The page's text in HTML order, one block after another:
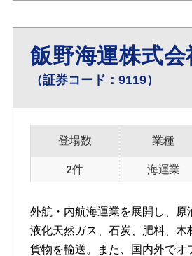
飯野海運株式会
（証券コード：9119）
登場数
2件
業種
海運業
外航・内航海運業を展開し、原
液化天然ガス、石炭、肥料、木
貨物を輸送。また、国内外でオ